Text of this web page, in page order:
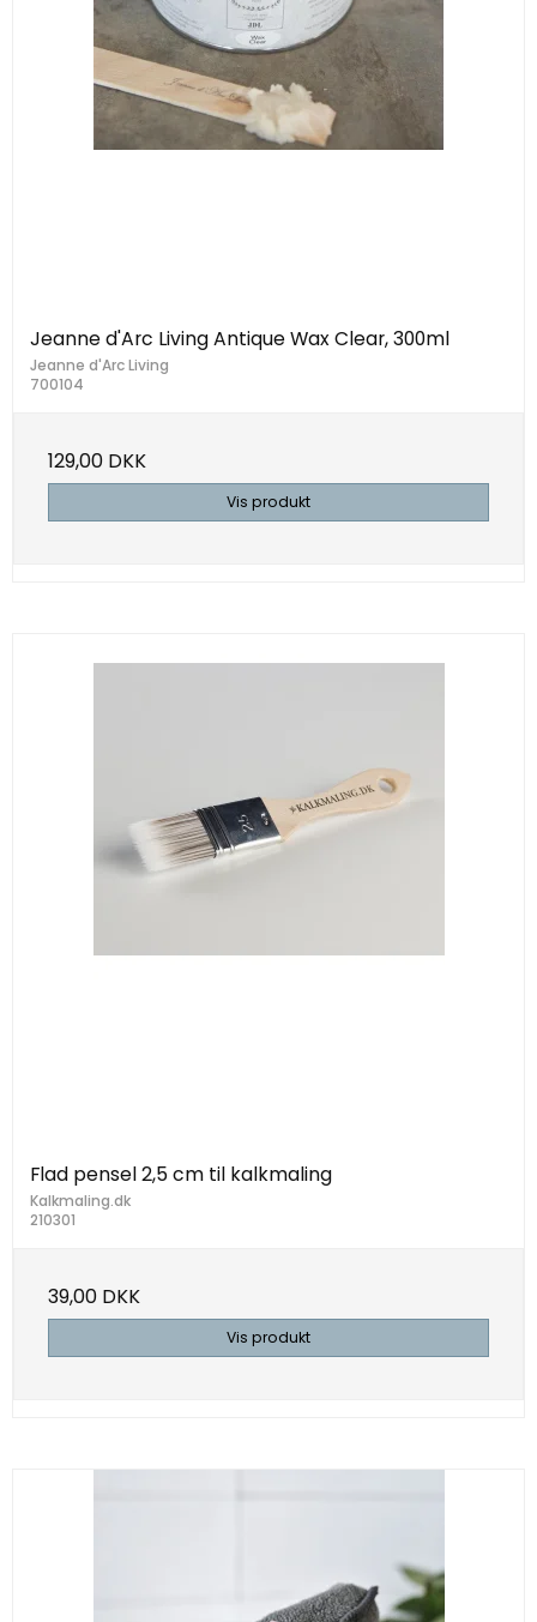
Jeanne d'Arc Living Antique Wax Clear, 300ml
Jeanne d'Arc Living
700104
129,00 DKK
Vis produkt
Flad pensel 2,5 cm til kalkmaling
Kalkmaling.dk
210301
39,00 DKK
Vis produkt